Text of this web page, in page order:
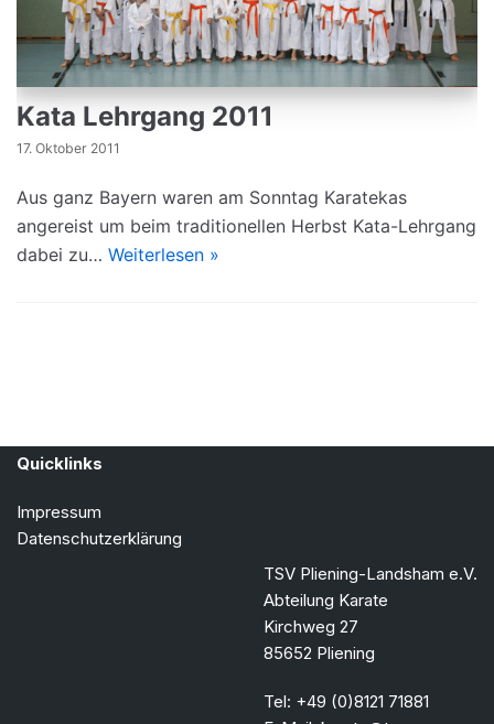
Kata Lehrgang 2011
17. Oktober 2011
Aus ganz Bayern waren am Sonntag Karatekas
angereist um beim traditionellen Herbst Kata-Lehrgang
dabei zu… Weiterlesen »
Quicklinks
Impressum
Datenschutzerklärung
TSV Pliening-Landsham e.V.
Abteilung Karate
Kirchweg 27
85652 Pliening
Tel: +49 (0)8121 71881